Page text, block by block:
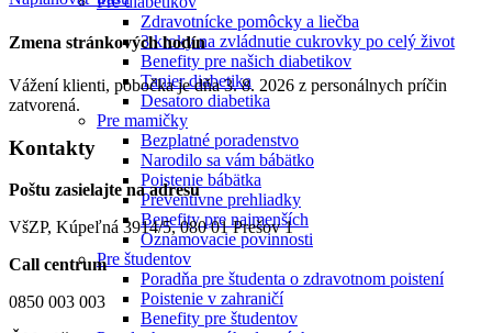
Zdravotnícke pomôcky a liečba
3 kroky na zvládnutie cukrovky po celý život
Benefity pre našich diabetikov
Tanier diabetika
Desatoro diabetika
Pre mamičky
Bezplatné poradenstvo
Narodilo sa vám bábätko
Poistenie bábätka
Preventívne prehliadky
Benefity pre najmenších
Oznamovacie povinnosti
Pre študentov
Poradňa pre študenta o zdravotnom poistení
Poistenie v zahraničí
Benefity pre študentov
Zmena stránkových hodín
Vážení klienti, pobočka je dňa 3. 8. 2026 z personálnych príčin
zatvorená.
Kontakty
Poštu zasielajte na adresu
VšZP, Kúpeľná 3914/5, 080 01 Prešov 1
Call centrum
0850 003 003